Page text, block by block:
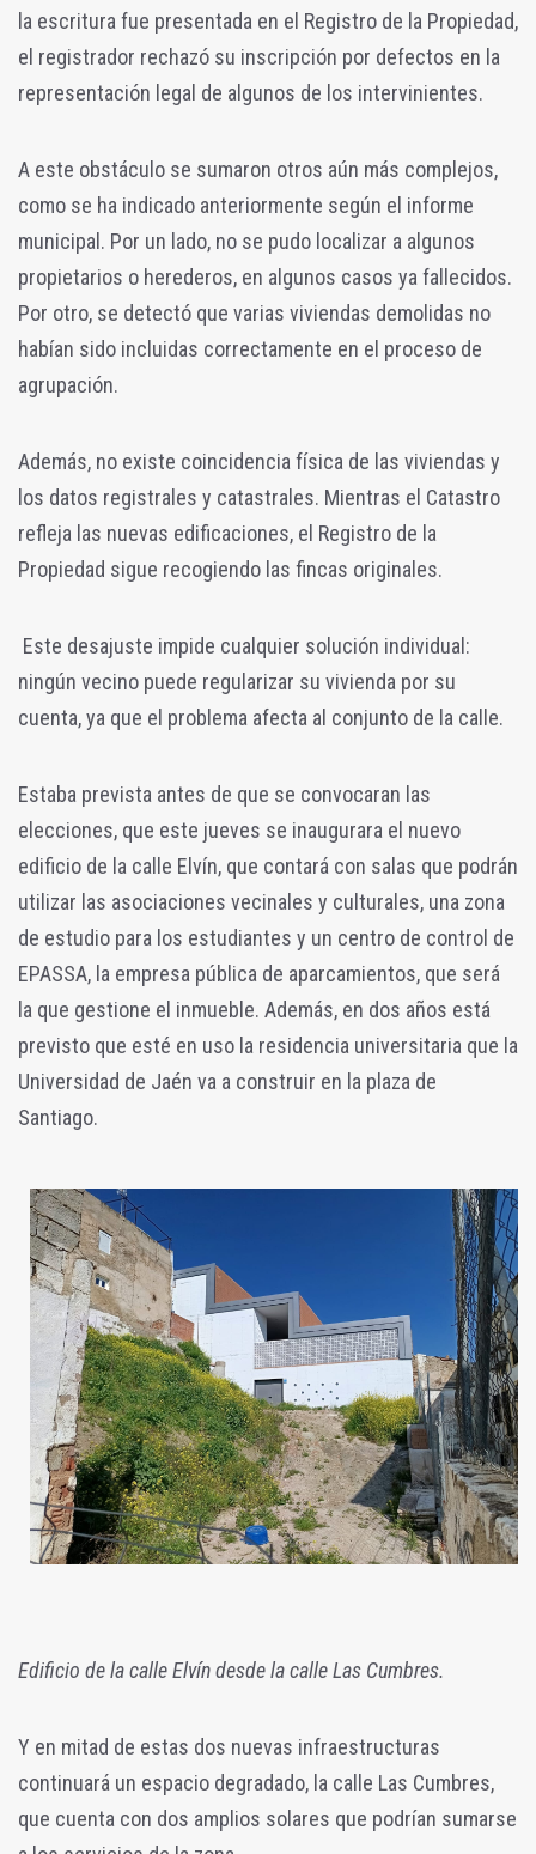
la escritura fue presentada en el Registro de la Propiedad,
el registrador rechazó su inscripción por defectos en la
representación legal de algunos de los intervinientes.
A este obstáculo se sumaron otros aún más complejos,
como se ha indicado anteriormente según el informe
municipal. Por un lado, no se pudo localizar a algunos
propietarios o herederos, en algunos casos ya fallecidos.
Por otro, se detectó que varias viviendas demolidas no
habían sido incluidas correctamente en el proceso de
agrupación.
Además, no existe coincidencia física de las viviendas y
los datos registrales y catastrales. Mientras el Catastro
refleja las nuevas edificaciones, el Registro de la
Propiedad sigue recogiendo las fincas originales.
Este desajuste impide cualquier solución individual:
ningún vecino puede regularizar su vivienda por su
cuenta, ya que el problema afecta al conjunto de la calle.
Estaba prevista antes de que se convocaran las
elecciones, que este jueves se inaugurara el nuevo
edificio de la calle Elvín, que contará con salas que podrán
utilizar las asociaciones vecinales y culturales, una zona
de estudio para los estudiantes y un centro de control de
EPASSA, la empresa pública de aparcamientos, que será
la que gestione el inmueble. Además, en dos años está
previsto que esté en uso la residencia universitaria que la
Universidad de Jaén va a construir en la plaza de
Santiago.
Edificio de la calle Elvín desde la calle Las Cumbres.
Y en mitad de estas dos nuevas infraestructuras
continuará un espacio degradado, la calle Las Cumbres,
que cuenta con dos amplios solares que podrían sumarse